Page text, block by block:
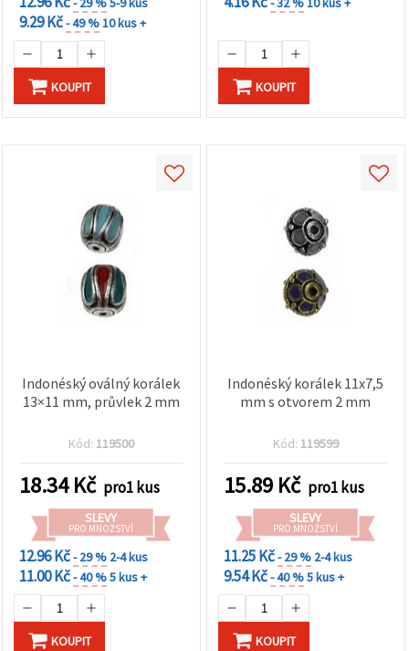
9.29 Kč- 49 %10 kus +
KOUPIT KOUPIT
Indonéský oválný korálek
13×11 mm, průvlek 2 mm
Kód: 119500
18.34Kč pro1 kus
SLEVY
PRO MNOŽSTVÍ
12.96 Kč- 29 % 2-4 kus
11.00 Kč- 40 %5 kus +
KOUPIT
Indonéský korálek 11x7,5
mm s otvorem 2 mm
Kód: 119599
15.89 Kč pro1 kus
SLEVY
PRO MNOŽSTVÍ
11.25 Kč- 29 % 2-4 kus
9.54 Kč- 40 %5 kus +
KOUPIT